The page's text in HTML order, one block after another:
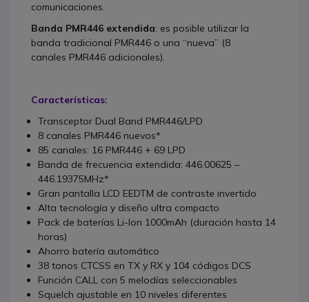
comunicaciones.
Banda PMR446 extendida: es posible utilizar la
banda tradicional PMR446 o una “nueva” (8
canales PMR446 adicionales).
Características:
Transceptor Dual Band PMR446/LPD
8 canales PMR446 nuevos*
85 canales: 16 PMR446 + 69 LPD
Banda de frecuencia extendida: 446.00625 –
446.19375MHz*
Gran pantalla LCD EEDTM de contraste invertido
Alta tecnología y diseño ultra compacto
Pack de baterías Li-Ion 1000mAh (duración hasta 14
horas)
Ahorro batería automático
38 tonos CTCSS en TX y RX y 104 códigos DCS
Función CALL con 5 melodías seleccionables
Squelch ajustable en 10 niveles diferentes